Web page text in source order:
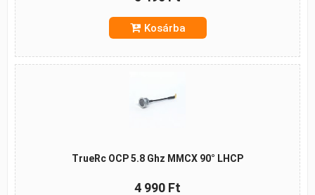
Kosárba
TrueRc OCP 5.8 Ghz MMCX 90° LHCP
4 990 Ft